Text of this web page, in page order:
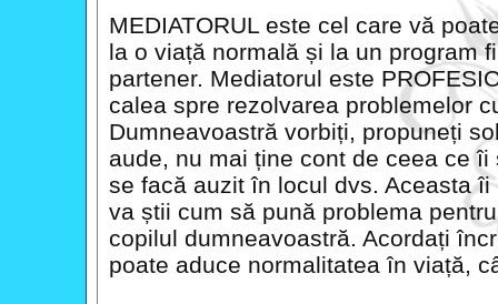
MEDIATORUL este cel care vă
la o viață normală și la un program
partener. Mediatorul este
calea spre rezolvarea problemelor
Dumneavoastră vorbiți, propuneți
aude, nu mai ține cont de ceea ce
se facă auzit în locul dvs. Aceasta
va știi cum să pună problema
copilul dumneavoastră. Acordați
poate aduce normalitatea în viață,